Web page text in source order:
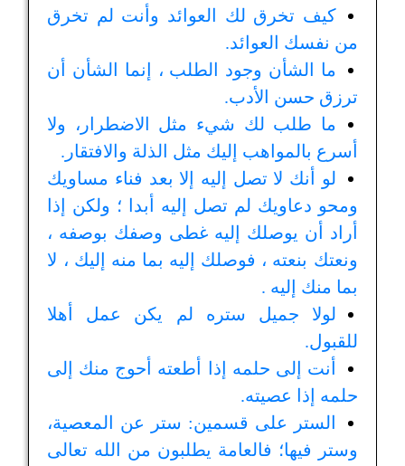
كيف تخرق لك العوائد وأنت لم تخرق
من نفسك العوائد.
ما الشأن وجود الطلب ، إنما الشأن أن
ترزق حسن الأدب.
ما طلب لك شيء مثل الاضطرار، ولا
أسرع بالمواهب إليك مثل الذلة والافتقار.
لو أنك لا تصل إليه إلا بعد فناء مساويك
ومحو دعاويك لم تصل إليه أبدا ؛ ولكن إذا
أراد أن يوصلك إليه غطى وصفك بوصفه ،
ونعتك بنعته ، فوصلك إليه بما منه إليك ، لا
بما منك إليه .
لولا جميل ستره لم يكن عمل أهلا
للقبول.
أنت إلى حلمه إذا أطعته أحوج منك إلى
حلمه إذا عصيته.
الستر على قسمين: ستر عن المعصية،
وستر فيها؛ فالعامة يطلبون من الله تعالى